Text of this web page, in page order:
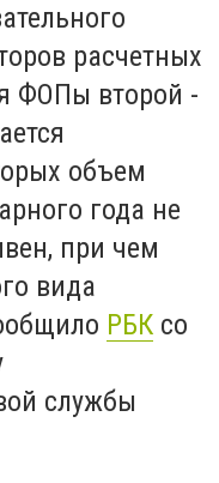
расчетных
ФОПы второй -
объем
года не
, при чем
вида
ило РБК со
службы